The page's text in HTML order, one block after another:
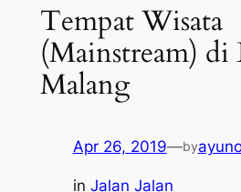
Tempat Wisata
(Mainstream) di
Malang
Apr 26, 2019—by
in Jalan Jalan